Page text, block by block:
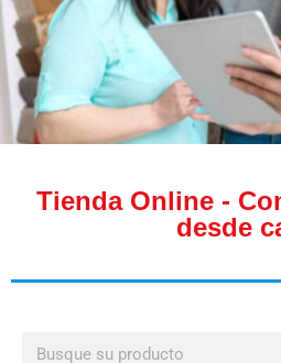
Tienda Online -
desde